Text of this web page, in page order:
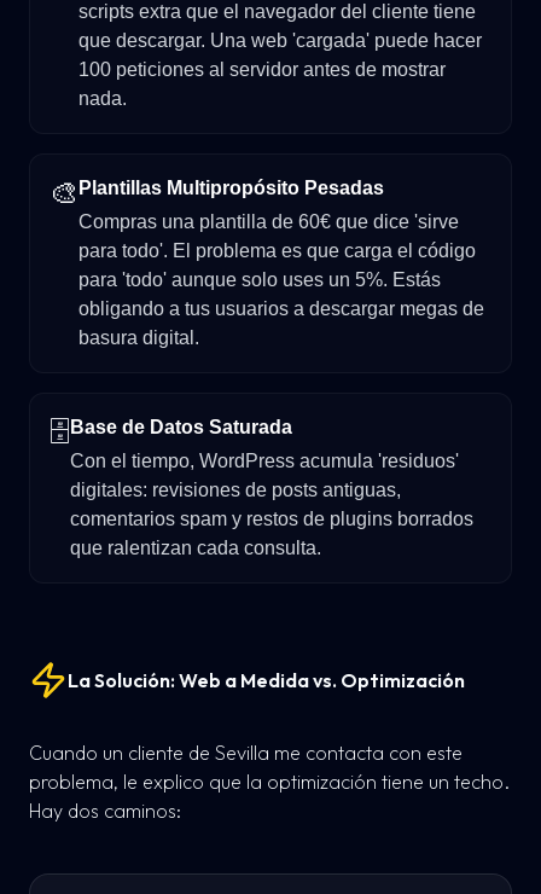
scripts extra que el navegador del cliente tiene
que descargar. Una web 'cargada' puede hacer
100 peticiones al servidor antes de mostrar
nada.
🎨 Plantillas Multipropósito Pesadas
Compras una plantilla de 60€ que dice 'sirve
para todo'. El problema es que carga el código
para 'todo' aunque solo uses un 5%. Estás
obligando a tus usuarios a descargar megas de
basura digital.
🗄️ Base de Datos Saturada
Con el tiempo, WordPress acumula 'residuos'
digitales: revisiones de posts antiguas,
comentarios spam y restos de plugins borrados
que ralentizan cada consulta.
La Solución: Web a Medida vs. Optimización
Cuando un cliente de Sevilla me contacta con este
problema, le explico que la optimización tiene un techo.
Hay dos caminos: